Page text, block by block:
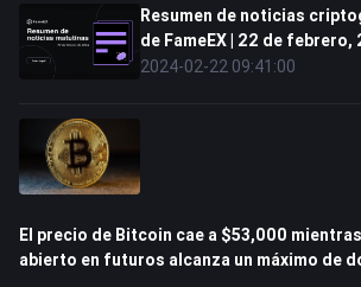
Resumen de noticias
de FameEX | 22 de febrero,
2024-02-22 09:41:00
El precio de Bitcoin cae a $53,000
abierto en futuros alcanza un máximo de